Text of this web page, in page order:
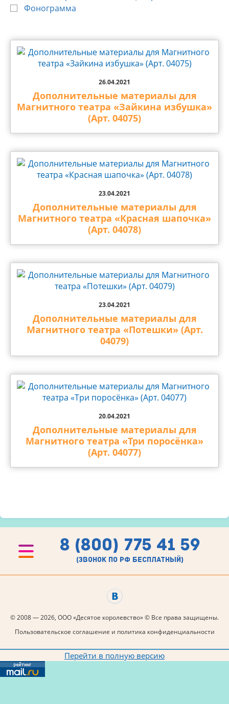
Фонограмма
26.04.2021
Дополнительные материалы для
Магнитного театра «Зайкина избушка»
(Арт. 04075)
23.04.2021
Дополнительные материалы для
Магнитного театра «Красная шапочка»
(Арт. 04078)
23.04.2021
Дополнительные материалы для
Магнитного театра «Потешки» (Арт.
04079)
20.04.2021
Дополнительные материалы для
Магнитного театра «Три поросёнка»
(Арт. 04077)
8 (800) 775 41 59
(звонок по рф бесплатный)
© 2008 — 2026, ООО «Десятое королевство» © Все права защищены.
Пользовательское соглашение и политика конфиденциальности
Перейти в полную версию